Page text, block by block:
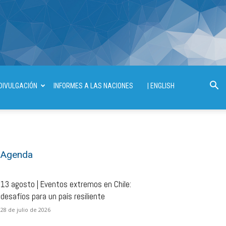
INFORMES A LAS NACIONES | ENGLISH
Agenda
13 agosto | Eventos extremos en Chile:
desafíos para un país resiliente
28 de julio de 2026